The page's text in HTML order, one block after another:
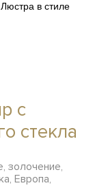
Люстра в стиле
с
стекла
золочение,
Европа,